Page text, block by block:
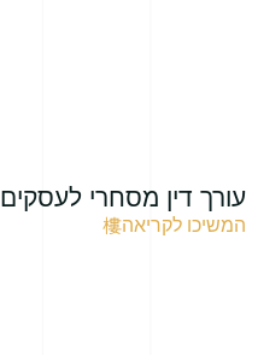
עורך דין מסחרי לעסקים
המשיכו לקריאה